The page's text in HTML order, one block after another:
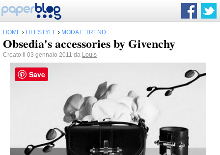
HOME › LIFESTYLE › MODA E TREND
Obsedia's accessories by Givenchy
Creato il 03 gennaio 2011 da Louis
Save